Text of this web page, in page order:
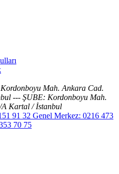
Mah. Ankara Cad.
--- ŞUBE: Kordonboyu Mah.
Kartal / İstanbul
91 32 Genel Merkez: 0216 473
70 75